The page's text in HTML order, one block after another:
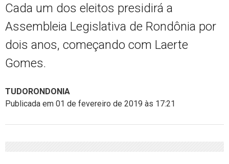
Cada um dos eleitos presidirá a
Assembleia Legislativa de Rondônia por
dois anos, começando com Laerte
Gomes.
TUDORONDONIA
Publicada em 01 de fevereiro de 2019 às 17:21